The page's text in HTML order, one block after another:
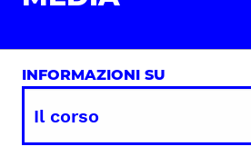
INFORMAZIONI SU